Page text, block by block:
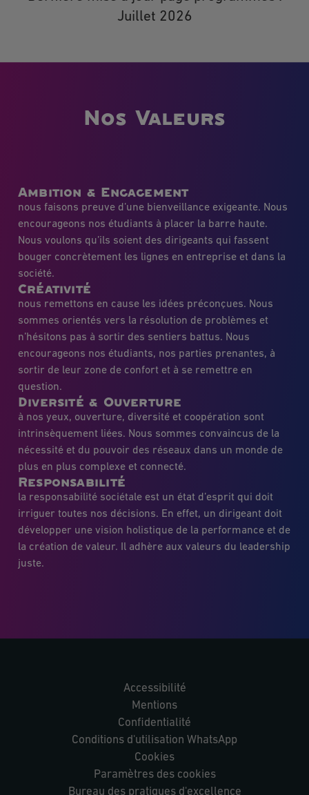
Juillet 2026
Nos Valeurs
Ambition & Engagement
nous faisons preuve d’une bienveillance exigeante. Nous
encourageons nos étudiants à placer la barre haute.
Nous voulons qu’ils soient des dirigeants qui fassent
bouger concrètement les lignes en entreprise et dans la
société.
Créativité
nous remettons en cause les idées préconçues. Nous
sommes orientés vers la résolution de problèmes et
n’hésitons pas à sortir des sentiers battus. Nous
encourageons nos étudiants, nos parties prenantes, à
sortir de leur zone de confort et à se remettre en
question.
Diversité & Ouverture
à nos yeux, ouverture, diversité et coopération sont
intrinsèquement liées. Nous sommes convaincus de la
nécessité et du pouvoir des réseaux dans un monde de
plus en plus complexe et connecté.
Responsabilité
la responsabilité sociétale est un état d’esprit qui doit
irriguer toutes nos décisions. En effet, un dirigeant doit
développer une vision holistique de la performance et de
la création de valeur. Il adhère aux valeurs du leadership
juste.
Accessibilité
Mentions
Confidentialité
Conditions d'utilisation WhatsApp
Cookies
Paramètres des cookies
Bureau des pratiques d'excellence